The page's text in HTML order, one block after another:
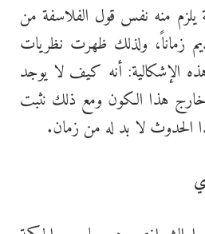
يلزم منه نفس قول الفلاسفة من
زماناً، ولذلك ظهرت نظريات
الإشكالية: أنه كيف لا يوجد
هذا الكون ومع ذلك نثبت
الحدوث لا بد له من زمان.